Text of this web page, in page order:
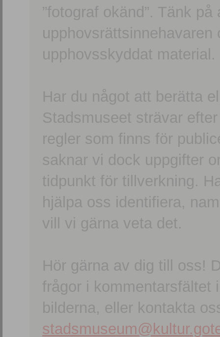
”fotograf okänd”. Tänk
upphovsskyddat material.
Har du något att berätta
Stadsmuseet strävar
regler som finns för
saknar vi dock uppgifter
tidpunkt för tillverkning.
hjälpa oss identifiera,
vill vi gärna veta det.
Hör gärna av dig till oss!
frågor i kommentarsfältet
bilderna, eller kontakta